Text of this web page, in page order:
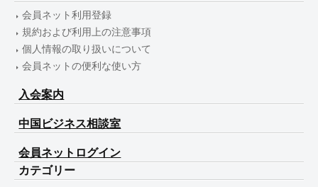
会員ネット利用登録
規約および利用上の注意事項
個人情報の取り扱いについて
会員ネットの便利な使い方
入会案内
中国ビジネス相談室
会員ネットログイン
カテゴリー